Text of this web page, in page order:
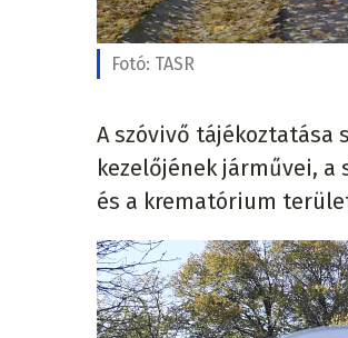
Fotó: TASR
A szóvivő tájékoztatása
kezelőjének járművei,
és a krematórium